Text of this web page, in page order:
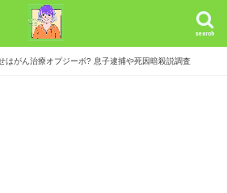
search
はがん治療オプジーボ? 息子逮捕や死因暗殺説調査